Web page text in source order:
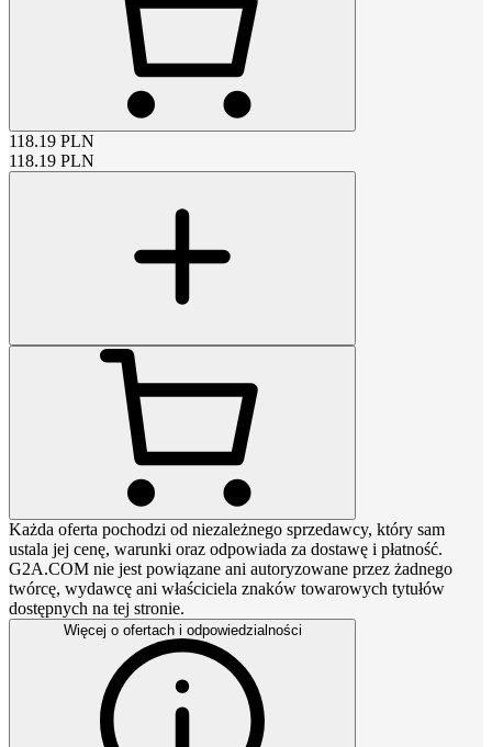
118.19 PLN
118.19 PLN
Każda oferta pochodzi od niezależnego sprzedawcy, który sam
ustala jej cenę, warunki oraz odpowiada za dostawę i płatność.
G2A.COM nie jest powiązane ani autoryzowane przez żadnego
twórcę, wydawcę ani właściciela znaków towarowych tytułów
dostępnych na tej stronie.
Więcej o ofertach i odpowiedzialności